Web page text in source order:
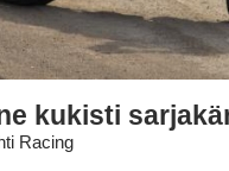
kukisti
Racing